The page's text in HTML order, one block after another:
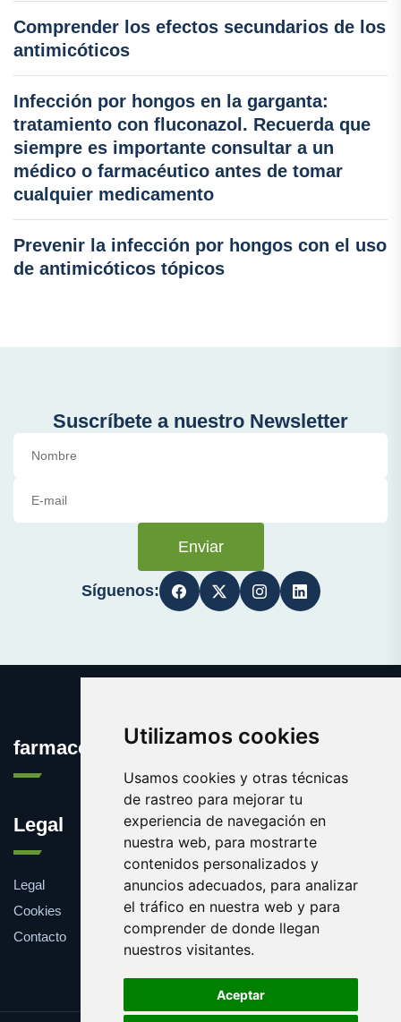
Utilizamos cookies
Usamos cookies y otras técnicas
de rastreo para mejorar tu
experiencia de navegación en
nuestra web, para mostrarte
contenidos personalizados y
anuncios adecuados, para analizar
el tráfico en nuestra web y para
comprender de donde llegan
nuestros visitantes.
Aceptar
Comprender los efectos secundarios de los
antimicóticos
Infección por hongos en la garganta:
tratamiento con fluconazol. Recuerda que
siempre es importante consultar a un
médico o farmacéutico antes de tomar
cualquier medicamento
Prevenir la infección por hongos con el uso
de antimicóticos tópicos
Suscríbete a nuestro Newsletter
Enviar
Síguenos:
farmaco.es
Legal
Legal
Cookies
Contacto